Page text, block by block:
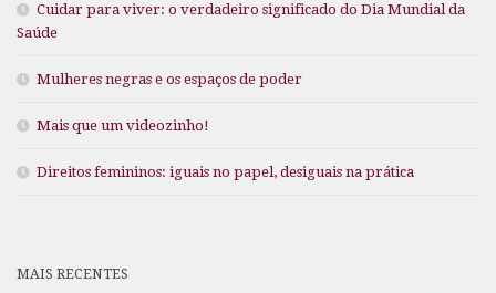
Cuidar para viver: o verdadeiro significado do Dia Mundial da
Saúde
Mulheres negras e os espaços de poder
Mais que um videozinho!
Direitos femininos: iguais no papel, desiguais na prática
MAIS RECENTES